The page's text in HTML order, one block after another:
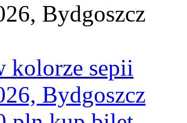
Bydgoszcz
kolorze sepii
Bydgoszcz